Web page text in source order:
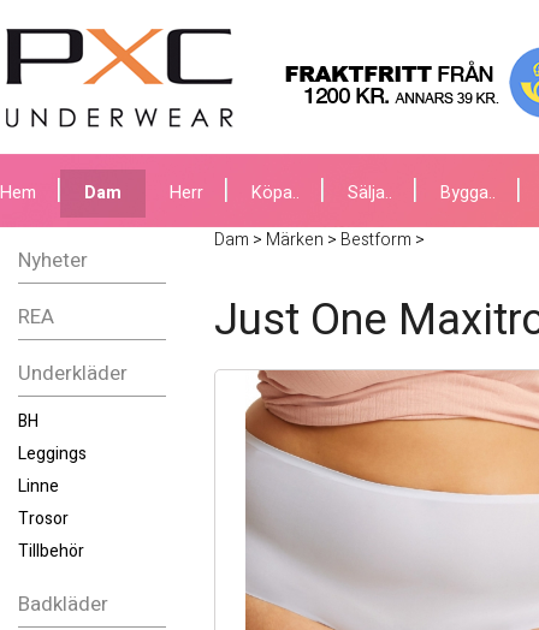
Hem Dam Herr Köpa.. Sälja.. Bygga..
Nyheter
REA
Underkläder
BH
Leggings
Linne
Trosor
Tillbehör
Badkläder
Dam > Märken > Bestform >
Just One